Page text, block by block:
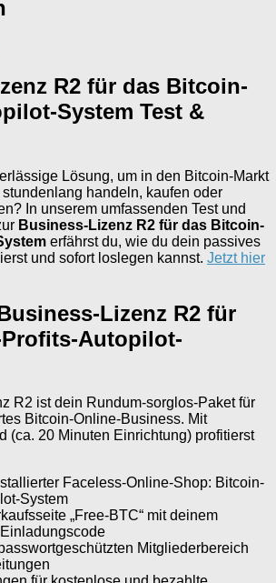
R2 für das Bitcoin-
System Test &
Lösung, um in den Bitcoin-Markt
handeln, kaufen oder
In unserem umfassenden Test und
Business-Lizenz R2 für das Bitcoin-
erfährst du, wie du dein passives
und sofort loslegen kannst. Jetzt hier
Lizenz R2 für
Autopilot-
R2 ist dein Rundum-sorglos-Paket für
Bitcoin-Online-Business. Mit
(ca. 20 Minuten Einrichtung) profitierst
Faceless-Online-Shop: Bitcoin-
System
„Free-BTC“ mit deinem
Mitgliederbereich